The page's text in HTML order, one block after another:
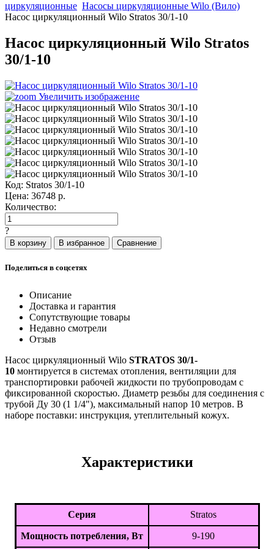
циркуляционные Насосы циркуляционные Wilo (Вило)
Насос циркуляционный Wilo Stratos 30/1-10
Насос циркуляционный Wilo Stratos
30/1-10
Увеличить изображение
Код: Stratos 30/1-10
Цена: 36748 р.
Количество:
?
Поделиться в соцсетях
Описание
Доставка и гарантия
Сопутствующие товары
Недавно смотрели
Отзыв
Насос циркуляционный Wilo STRATOS 30/1-
10 монтируется в системах отопления, вентиляции для
транспортировки рабочей жидкости по трубопроводам с
фиксированной скоростью. Диаметр резьбы для соединения с
трубой Ду 30 (1 1/4"), максимальный напор 10 метров. В
наборе поставки: инструкция, утеплительный кожух.
Характеристики
Серия Stratos
Мощность потребления, Вт 9-190